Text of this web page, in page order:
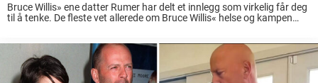
Bruce Willis» ene datter Rumer har delt et innlegg som virkelig får deg
til å tenke. De fleste vet allerede om Bruce Willis« helse og kampen